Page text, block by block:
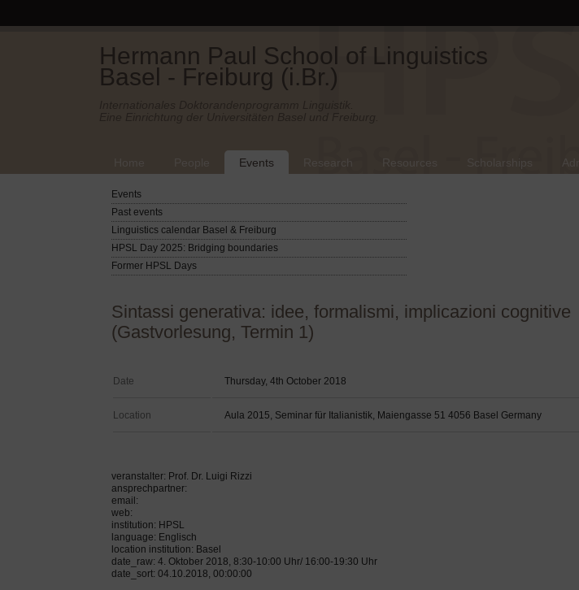
Hermann Paul School of Linguistics
Basel - Freiburg (i.Br.)
Events
Events
Past events
Linguistics calendar Basel & Freiburg
HPSL Day 2025: Bridging boundaries
Former HPSL Days
Sintassi generativa: idee, formalismi, implicazioni cognitive
(Gastvorlesung, Termin 1)
Date Thursday, 4th October 2018
Location Aula 2015, Seminar für Italianistik, Maiengasse 51 4056 Basel Germany
veranstalter: Prof. Dr. Luigi Rizzi
ansprechpartner:
email:
web:
institution: HPSL
language: Englisch
location institution: Basel
date_raw: 4. Oktober 2018, 8:30-10:00 Uhr/ 16:00-19:30 Uhr
date_sort: 04.10.2018, 00:00:00